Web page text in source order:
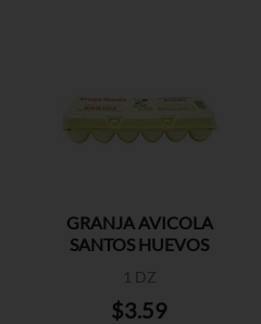
GRANJA AVICOLA
SANTOS HUEVOS
1 DZ
$3.59